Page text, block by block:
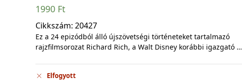
1990 Ft
Cikkszám: 20427
Ez a 24 epizódból álló újszövetségi történeteket tartalmazó
rajzfilmsorozat Richard Rich, a Walt Disney korábbi igazgató …
Elfogyott